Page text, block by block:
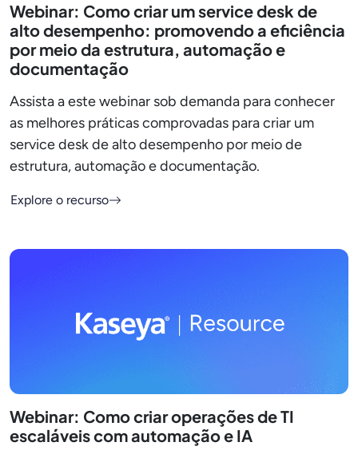
Webinar: Como criar um service desk de
alto desempenho: promovendo a eficiência
por meio da estrutura, automação e
documentação
Assista a este webinar sob demanda para conhecer
as melhores práticas comprovadas para criar um
service desk de alto desempenho por meio de
estrutura, automação e documentação.
Explore o recurso
Webinar: Como criar operações de TI
escaláveis com automação e IA